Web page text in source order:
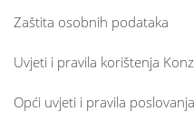
Zaštita osobnih podataka
Uvjeti i pravila korištenja
Opći uvjeti i pravila